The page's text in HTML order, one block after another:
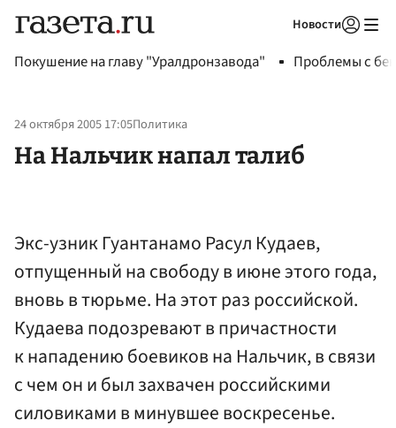
Новости
Покушение на главу "Уралдронзавода" Проблемы с
24 октября 2005 17:05Политика
На Нальчик напал талиб
Экс-узник Гуантанамо Расул Кудаев,
отпущенный на свободу в июне этого года,
вновь в тюрьме. На этот раз российской.
Кудаева подозревают в причастности
к нападению боевиков на Нальчик, в связи
с чем он и был захвачен российскими
силовиками в минувшее воскресенье.